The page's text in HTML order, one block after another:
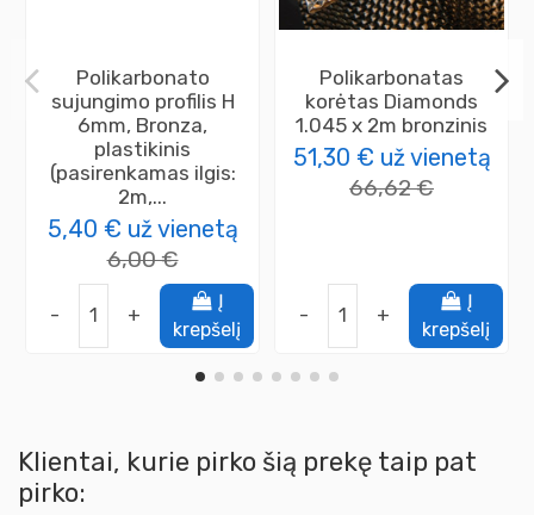
Polikarbonato
sujungimo profilis H
6mm, Bronza,
plastikinis
(pasirenkamas ilgis:
2m,...
5,40 € už vienetą
6,00 €
- +
Į
krepšelį
Polikarbonatas
korėtas Diamonds
1.045 x 2m bronzinis
51,30 € už vienetą
66,62 €
- +
Į
krepšelį
Klientai, kurie pirko šią prekę taip pat
pirko: